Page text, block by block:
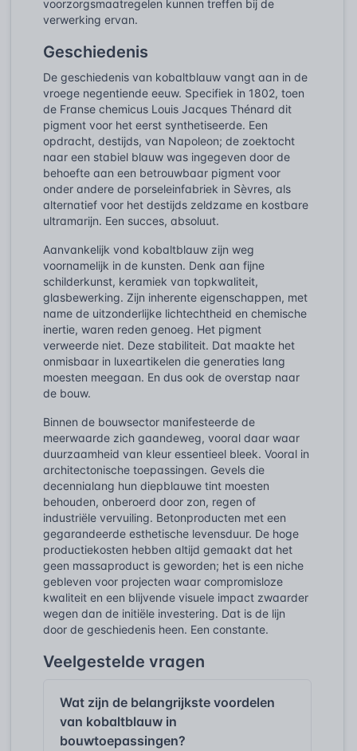
voorzorgsmaatregelen kunnen treffen bij de
verwerking ervan.
Geschiedenis
De geschiedenis van kobaltblauw vangt aan in de
vroege negentiende eeuw. Specifiek in 1802, toen
de Franse chemicus Louis Jacques Thénard dit
pigment voor het eerst synthetiseerde. Een
opdracht, destijds, van Napoleon; de zoektocht
naar een stabiel blauw was ingegeven door de
behoefte aan een betrouwbaar pigment voor
onder andere de porseleinfabriek in Sèvres, als
alternatief voor het destijds zeldzame en kostbare
ultramarijn. Een succes, absoluut.
Aanvankelijk vond kobaltblauw zijn weg
voornamelijk in de kunsten. Denk aan fijne
schilderkunst, keramiek van topkwaliteit,
glasbewerking. Zijn inherente eigenschappen, met
name de uitzonderlijke lichtechtheid en chemische
inertie, waren reden genoeg. Het pigment
verweerde niet. Deze stabiliteit. Dat maakte het
onmisbaar in luxeartikelen die generaties lang
moesten meegaan. En dus ook de overstap naar
de bouw.
Binnen de bouwsector manifesteerde de
meerwaarde zich gaandeweg, vooral daar waar
duurzaamheid van kleur essentieel bleek. Vooral in
architectonische toepassingen. Gevels die
decennialang hun diepblauwe tint moesten
behouden, onberoerd door zon, regen of
industriële vervuiling. Betonproducten met een
gegarandeerde esthetische levensduur. De hoge
productiekosten hebben altijd gemaakt dat het
geen massaproduct is geworden; het is een niche
gebleven voor projecten waar compromisloze
kwaliteit en een blijvende visuele impact zwaarder
wegen dan de initiële investering. Dat is de lijn
door de geschiedenis heen. Een constante.
Veelgestelde vragen
Wat zijn de belangrijkste voordelen
van kobaltblauw in
bouwtoepassingen?